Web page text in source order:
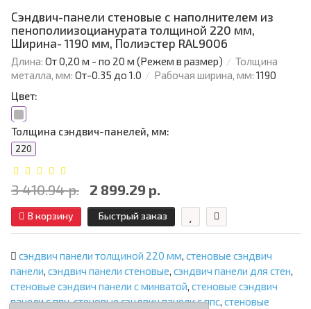
Сэндвич-панели стеновые с наполнителем из
пенополиизоцианурата толщиной 220 мм,
Ширина- 1190 мм, Полиэстер RAL9006
Длина: От 0,20 м - по 20 м (Режем в размер)
Толщина
металла, мм: От-0.35 до 1.0 Рабочая ширина, мм: 1190
Цвет:
Толщина сэндвич-панелей, мм:
220
3 410.94 р. 2 899.29 р.
В корзину Быстрый заказ
сэндвич панели толщиной 220 мм, стеновые сэндвич
панели, сэндвич панели стеновые, сэндвич панели для стен,
стеновые сэндвич панели с минватой, стеновые сэндвич
панели с ппу,стеновые сэндвич панели с ппс, стеновые